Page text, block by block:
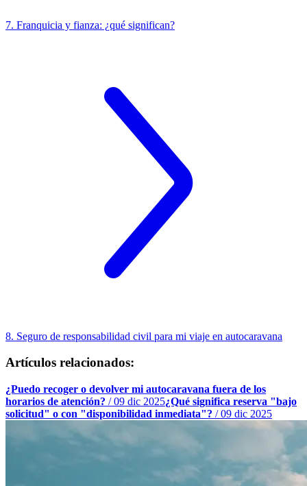
7. Franquicia y fianza: ¿qué significan?
8. Seguro de responsabilidad civil para mi viaje en autocaravana
Artículos relacionados:
¿Puedo recoger o devolver mi autocaravana fuera de los
horarios de atención? /09 dic 2025¿Qué significa reserva "bajo
solicitud" o con "disponibilidad inmediata"? /09 dic 2025